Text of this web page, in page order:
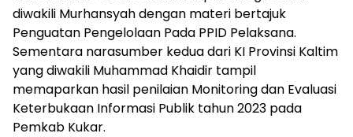
diwakili Murhansyah dengan materi bertajuk
Penguatan Pengelolaan Pada PPID Pelaksana.
Sementara narasumber kedua dari KI Provinsi Kaltim
yang diwakili Muhammad Khaidir tampil
memaparkan hasil penilaian Monitoring dan Evaluasi
Keterbukaan Informasi Publik tahun 2023 pada
Pemkab Kukar.